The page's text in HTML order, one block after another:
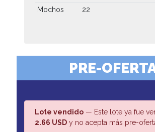
Mochos
22
PRE-
Lote vendido — Este lote ya fue
2.66 USD y no acepta más pre-